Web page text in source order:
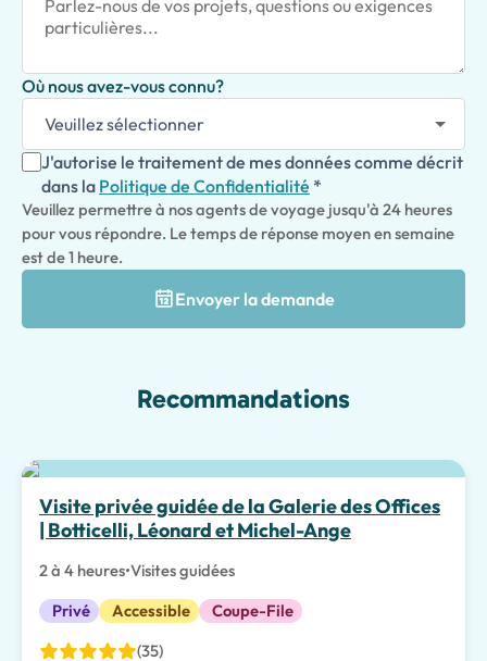
Où nous avez-vous connu?
J'autorise le traitement de mes données comme décrit
dans la Politique de Confidentialité *
Veuillez permettre à nos agents de voyage jusqu'à 24 heures
pour vous répondre. Le temps de réponse moyen en semaine
est de 1 heure.
Envoyer la demande
Recommandations
Meilleur choix
Visite privée guidée de la Galerie des Offices
| Botticelli, Léonard et Michel-Ange
2 à 4 heures•Visites guidées
Privé
Accessible
Coupe-File
(35)